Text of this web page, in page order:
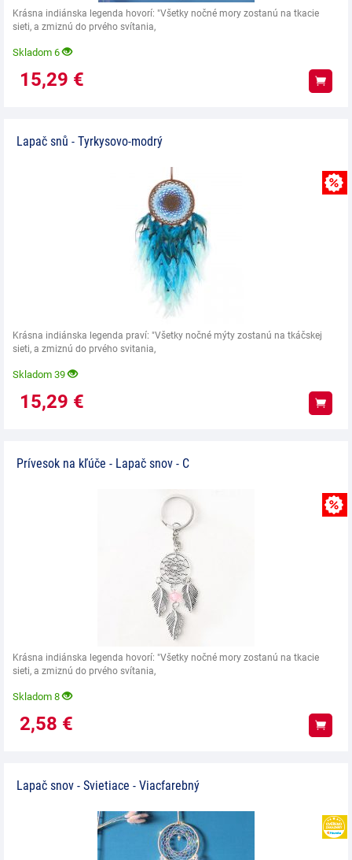
Krásna indiánska legenda hovorí: "Všetky nočné mory zostanú na tkacie
sieti, a zmiznú do prvého svítania,
Skladom 6
15,29 € Kúpiť
Lapač snů - Tyrkysovo-modrý
Krásna indiánska legenda praví: "Všetky nočné mýty zostanú na tkáčskej
sieti, a zmiznú do prvého svitania,
Skladom 39
15,29 € Kúpiť
Prívesok na kľúče - Lapač snov - C
Krásna indiánska legenda hovorí: "Všetky nočné mory zostanú na tkacie
sieti, a zmiznú do prvého svítania,
Skladom 8
2,58 € Kúpiť
Lapač snov - Svietiace - Viacfarebný